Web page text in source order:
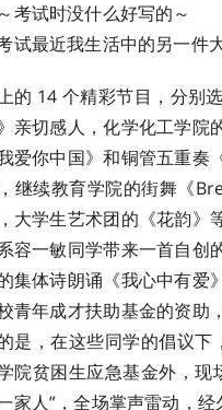
考试时没什么好写的～
试最近我生活中的另一件
的 14 个精彩节目，分别
亲切感人，化学化工学院
爱你中国》和铜管五重奏
继续教育学院的街舞《
大学生艺术团的《花韵》
容一敏同学带来一首自创
集体诗朗诵《我心中有爱
青年成才扶助基金的资助
是，在这些同学的倡议
院贫困生应急基金外，现
家人”，全场掌声雷动，